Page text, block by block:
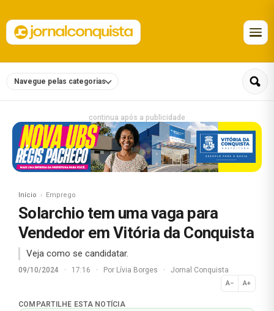
Navegue pelas categorias
continua após a publicidade
Início Emprego
Solarchio tem uma vaga para
Vendedor em Vitória da Conquista
Veja como se candidatar.
09/10/2024 · 17:16 · Por Lívia Borges · Jornal Conquista
A− A+
Normal
COMPARTILHE ESTA NOTÍCIA